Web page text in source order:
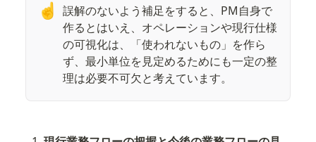
☝ 誤解のないよう補足をすると、PM自身で
作るとはいえ、オペレーションや現行仕様
の可視化は、「使われないもの」を作ら
ず、最小単位を見定めるためにも一定の整
理は必要不可欠と考えています。